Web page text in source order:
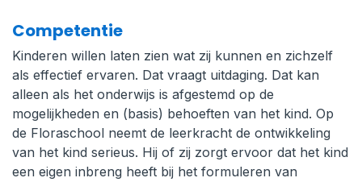
Competentie
Kinderen willen laten zien wat zij kunnen en zichzelf
als effectief ervaren. Dat vraagt uitdaging. Dat kan
alleen als het onderwijs is afgestemd op de
mogelijkheden en (basis) behoeften van het kind. Op
de Floraschool neemt de leerkracht de ontwikkeling
van het kind serieus. Hij of zij zorgt ervoor dat het kind
een eigen inbreng heeft bij het formuleren van